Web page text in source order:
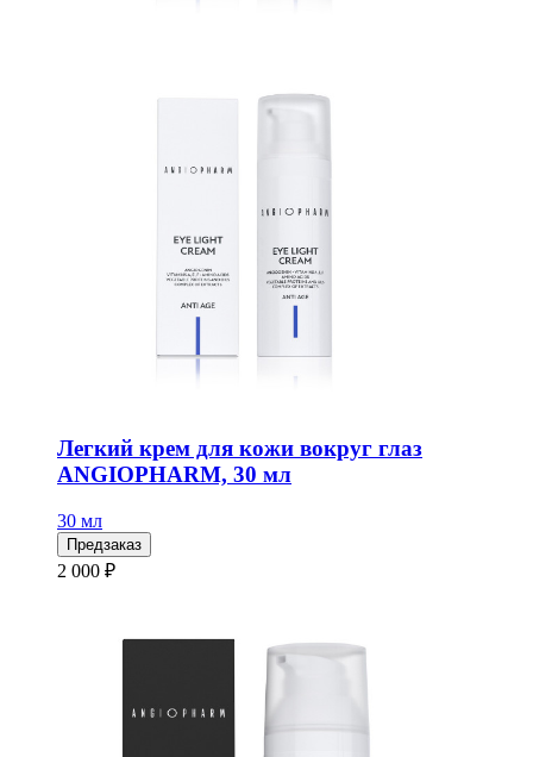
Легкий крем для кожи вокруг глаз
ANGIOPHARM, 30 мл
30 мл
Предзаказ
2 000 ₽